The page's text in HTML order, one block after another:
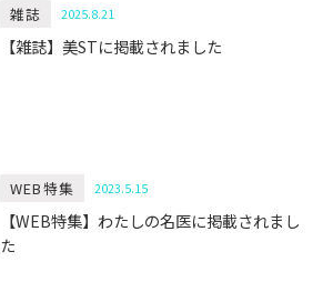
雑誌 2025.8.21
【雑誌】美STに掲載されました
WEB特集 2023.5.15
【WEB特集】わたしの名医に掲載されまし
た